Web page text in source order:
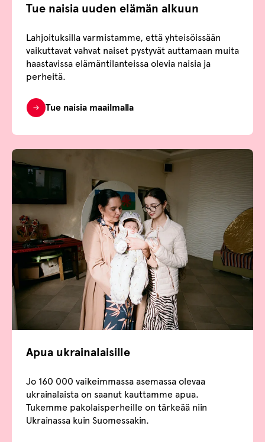
Tue naisia uuden elämän alkuun
Lahjoituksilla varmistamme, että yhteisöissään
vaikuttavat vahvat naiset pystyvät auttamaan muita
haastavissa elämäntilanteissa olevia naisia ja
perheitä.
Tue naisia maailmalla
Apua ukrainalaisille
Jo 160 000 vaikeimmassa asemassa olevaa
ukrainalaista on saanut kauttamme apua.
Tukemme pakolaisperheille on tärkeää niin
Ukrainassa kuin Suomessakin.